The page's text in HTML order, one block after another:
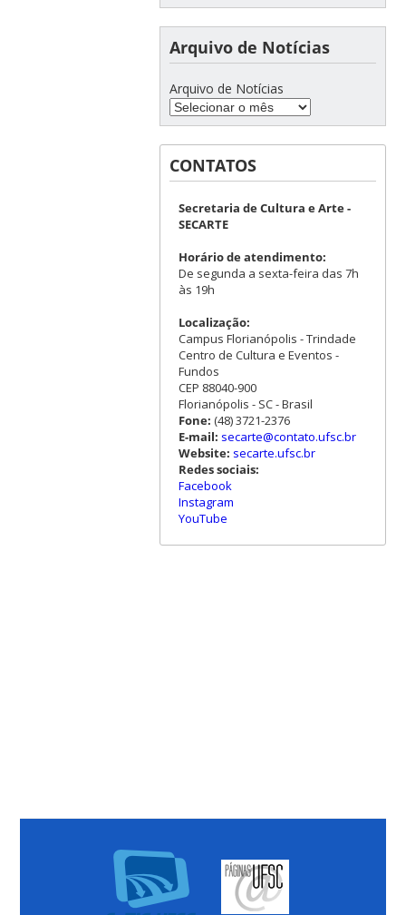
Arquivo de Notícias
Arquivo de Notícias
CONTATOS
Secretaria de Cultura e Arte -
SECARTE
Horário de atendimento:
De segunda a sexta-feira das 7h
às 19h
Localização:
Campus Florianópolis - Trindade
Centro de Cultura e Eventos -
Fundos
CEP 88040-900
Florianópolis - SC - Brasil
Fone: (48) 3721-2376
E-mail: secarte@contato.ufsc.br
Website: secarte.ufsc.br
Redes sociais:
Facebook
Instagram
YouTube